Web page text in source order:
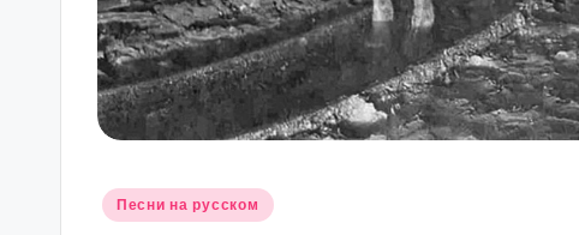
Posted
Песни на русском